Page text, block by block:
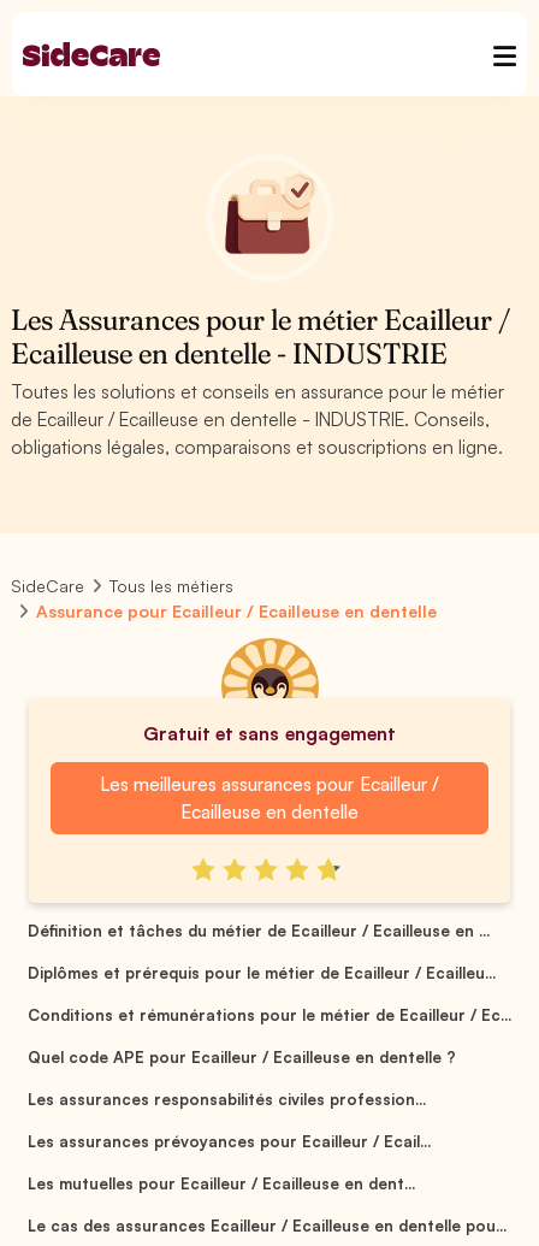
Les Assurances pour le métier Ecailleur /
Ecailleuse en dentelle - INDUSTRIE
Toutes les solutions et conseils en assurance pour le métier
de Ecailleur / Ecailleuse en dentelle - INDUSTRIE. Conseils,
obligations légales, comparaisons et souscriptions en ligne.
SideCare
Tous les métiers
Assurance pour Ecailleur / Ecailleuse en dentelle
Gratuit et sans engagement
Les meilleures assurances pour Ecailleur /
Ecailleuse en dentelle
Définition et tâches du métier de Ecailleur / Ecailleuse en ...
Diplômes et prérequis pour le métier de Ecailleur / Ecailleu...
Conditions et rémunérations pour le métier de Ecailleur / Ec...
Quel code APE pour Ecailleur / Ecailleuse en dentelle ?
Les assurances responsabilités civiles profession...
Les assurances prévoyances pour Ecailleur / Ecail...
Les mutuelles pour Ecailleur / Ecailleuse en dent...
Le cas des assurances Ecailleur / Ecailleuse en dentelle pou...